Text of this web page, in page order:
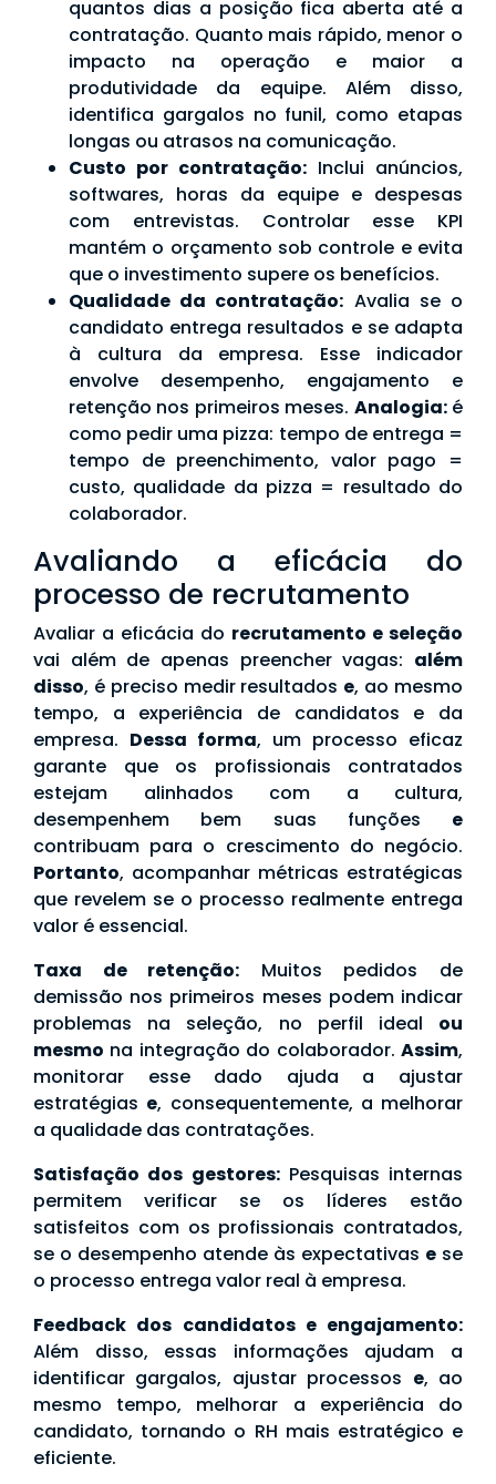
quantos dias a posição fica aberta até a
contratação. Quanto mais rápido, menor o
impacto na operação e maior a
produtividade da equipe. Além disso,
identifica gargalos no funil, como etapas
longas ou atrasos na comunicação.
Custo por contratação: Inclui anúncios,
softwares, horas da equipe e despesas
com entrevistas. Controlar esse KPI
mantém o orçamento sob controle e evita
que o investimento supere os benefícios.
Qualidade da contratação: Avalia se o
candidato entrega resultados e se adapta
à cultura da empresa. Esse indicador
envolve desempenho, engajamento e
retenção nos primeiros meses. Analogia:é
como pedir uma pizza: tempo de entrega =
tempo de preenchimento, valor pago =
custo, qualidade da pizza = resultado do
colaborador.
Avaliando a eficácia do
processo de recrutamento
Avaliar a eficácia do recrutamento e seleção
vai além de apenas preencher vagas: além
disso, é preciso medir resultados e, ao mesmo
tempo, a experiência de candidatos e da
empresa. Dessa forma, um processo eficaz
garante que os profissionais contratados
estejam alinhados com a cultura,
desempenhem bem suas funções e
contribuam para o crescimento do negócio.
Portanto, acompanhar métricas estratégicas
que revelem se o processo realmente entrega
valor é essencial.
Taxa de retenção: Muitos pedidos de
demissão nos primeiros meses podem indicar
problemas na seleção, no perfil ideal ou
mesmo na integração do colaborador. Assim,
monitorar esse dado ajuda a ajustar
estratégias e, consequentemente, a melhorar
a qualidade das contratações.
Satisfação dos gestores:Pesquisas internas
permitem verificar se os líderes estão
satisfeitos com os profissionais contratados,
se o desempenho atende às expectativas e se
o processo entrega valor real à empresa.
Feedback dos candidatos e engajamento:
Além disso, essas informações ajudam a
identificar gargalos, ajustar processos e, ao
mesmo tempo, melhorar a experiência do
candidato, tornando o RH mais estratégico e
eficiente.